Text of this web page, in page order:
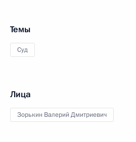
Темы
Суд
Лица
Зорькин Валерий Дмитриевич